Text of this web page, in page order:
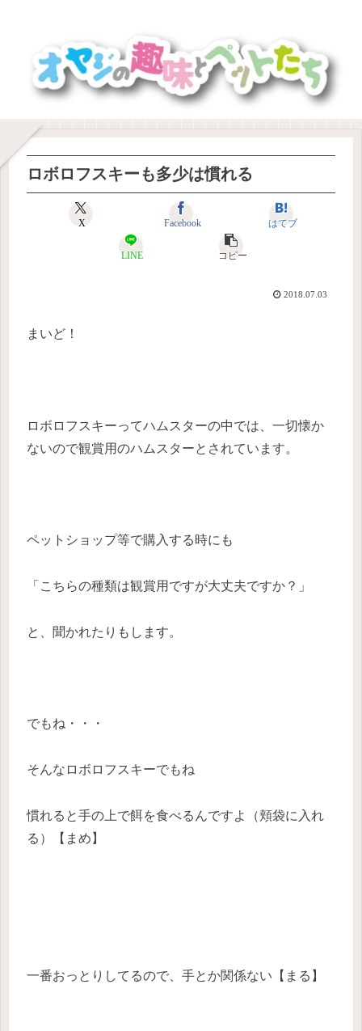
ロボロフスキーも多少は慣れる
X Facebook はてブ
LINE コピー
2018.07.03
まいど！
ロボロフスキーってハムスターの中では、一切懐か
ないので観賞用のハムスターとされています。
ペットショップ等で購入する時にも
「こちらの種類は観賞用ですが大丈夫ですか？」
と、聞かれたりもします。
でもね・・・
そんなロボロフスキーでもね
慣れると手の上で餌を食べるんですよ（頬袋に入れ
る）【まめ】
一番おっとりしてるので、手とか関係ない【まる】